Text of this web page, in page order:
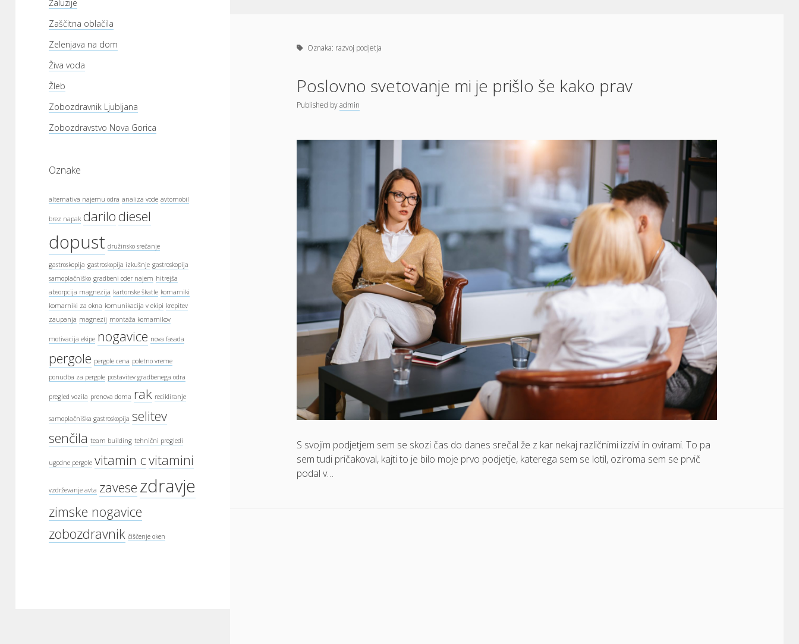
Žaluzije
Zaščitna oblačila
Zelenjava na dom
Živa voda
Žleb
Zobozdravnik Ljubljana
Zobozdravstvo Nova Gorica
Oznake
alternativa najemu odra analiza vode avtomobil
brez napak darilodiesel
dopust družinsko srečanje
gastroskopija gastroskopija izkušnje gastroskopija
samoplačniško gradbeni oder najem hitrejša
absorpcija magnezija kartonske škatle komarniki
komarniki za okna komunikacija v ekipi krepitev
zaupanja magnezij montaža komarnikov
motivacija ekipe nogavice nova fasada
pergole pergole cena poletno vreme
ponudba za pergole postavitev gradbenega odra
pregled vozila prenova doma rak recikliranje
samoplačniška gastroskopija selitev
senčila team building tehnični pregledi
ugodne pergole vitamin cvitamini
vzdrževanje avta zavese zdravje
zimske nogavice
zobozdravnik čiščenje oken
Oznaka: razvoj podjetja
Poslovno svetovanje mi je prišlo še kako prav
Published byadmin
S svojim podjetjem sem se skozi čas do danes srečal že z kar nekaj različnimi izzivi in ovirami. To pa
sem tudi pričakoval, kajti to je bilo moje prvo podjetje, katerega sem se lotil, oziroma sem se prvič
podal v…